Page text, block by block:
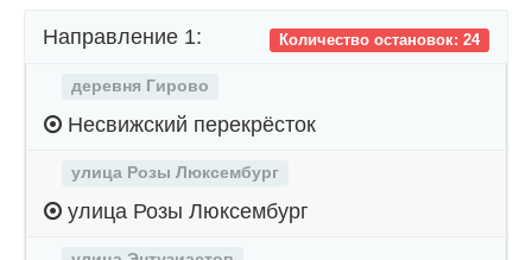
Количество остановок: 24
Направление 1:
деревня Гирово
Несвижский перекрёсток
улица Розы Люксембург
улица Розы Люксембург